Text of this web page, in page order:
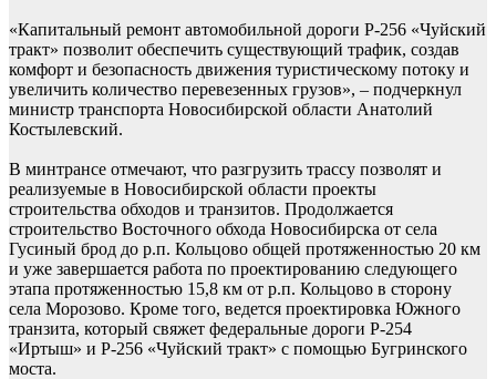
«Капитальный ремонт автомобильной дороги Р-256 «Чуйский
тракт» позволит обеспечить существующий трафик, создав
комфорт и безопасность движения туристическому потоку и
увеличить количество перевезенных грузов», – подчеркнул
министр транспорта Новосибирской области Анатолий
Костылевский.
В минтрансе отмечают, что разгрузить трассу позволят и
реализуемые в Новосибирской области проекты
строительства обходов и транзитов. Продолжается
строительство Восточного обхода Новосибирска от села
Гусиный брод до р.п. Кольцово общей протяженностью 20 км
и уже завершается работа по проектированию следующего
этапа протяженностью 15,8 км от р.п. Кольцово в сторону
села Морозово. Кроме того, ведется проектировка Южного
транзита, который свяжет федеральные дороги Р-254
«Иртыш» и Р-256 «Чуйский тракт» с помощью Бугринского
моста.